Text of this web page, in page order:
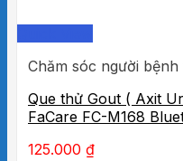
Chăm sóc người
Que thử Gout ( Axit
FaCare FC-M168
125.000 ₫